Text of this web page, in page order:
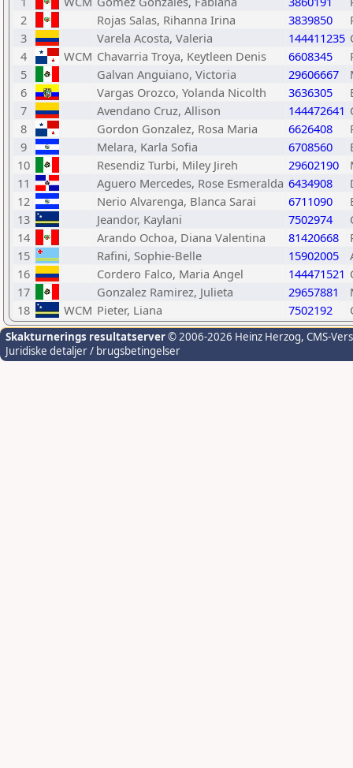
2
Rojas Salas, Rihanna Irina 3839850
3
Varela Acosta, Valeria 144411235
4
WCM Chavarria Troya, Keytleen Denis 6608345
5
Galvan Anguiano, Victoria 29606667
6
Vargas Orozco, Yolanda Nicolth 3636305
7
Avendano Cruz, Allison 144472641
8
Gordon Gonzalez, Rosa Maria 6626408
9
Melara, Karla Sofia 6708560
10
Resendiz Turbi, Miley Jireh 29602190
11
Aguero Mercedes, Rose Esmeralda 6434908
12
Nerio Alvarenga, Blanca Sarai 6711090
13
Jeandor, Kaylani 7502974
14
Arando Ochoa, Diana Valentina 81420668
15
Rafini, Sophie-Belle 15902005
16
Cordero Falco, Maria Angel 144471521
17
Gonzalez Ramirez, Julieta 29657881
18
WCM Pieter, Liana 7502192
Skakturnerings resultatserver© 2006-2026 Heinz Herzog, CMS-
Juridiske detaljer / brugsbetingelser